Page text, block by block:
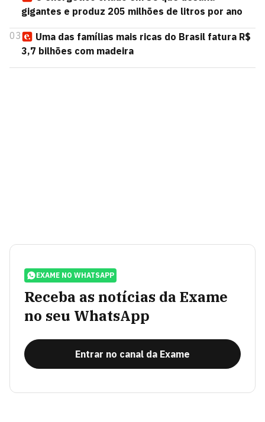
gigantes e produz 205 milhões de litros por ano
03
Uma das famílias mais ricas do Brasil fatura R$
3,7 bilhões com madeira
EXAME NO WHATSAPP
Receba as notícias da Exame
no seu WhatsApp
Entrar no canal da Exame